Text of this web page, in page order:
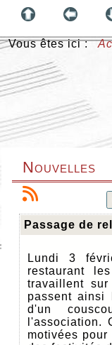
Vous êtes ici :
Nouvelles
Passage de
Lundi 3
restaurant
travaillent
passent
d'un
l'association.
motivées